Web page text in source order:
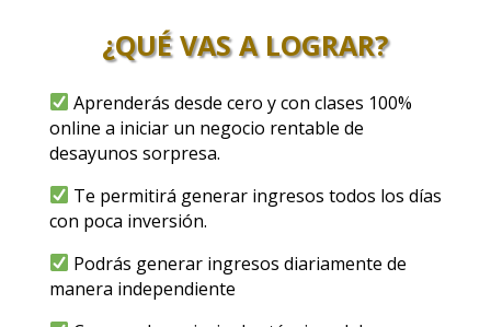
¿QUÉ VAS A LOGRAR?
Aprenderás desde cero y con clases 100%
online a iniciar un negocio rentable de
desayunos sorpresa.
Te permitirá generar ingresos todos los días
con poca inversión.
Podrás generar ingresos diariamente de
manera independiente